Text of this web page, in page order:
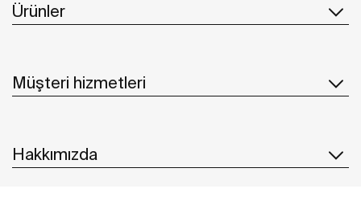
Ürünler
Müşteri hizmetleri
Hakkımızda